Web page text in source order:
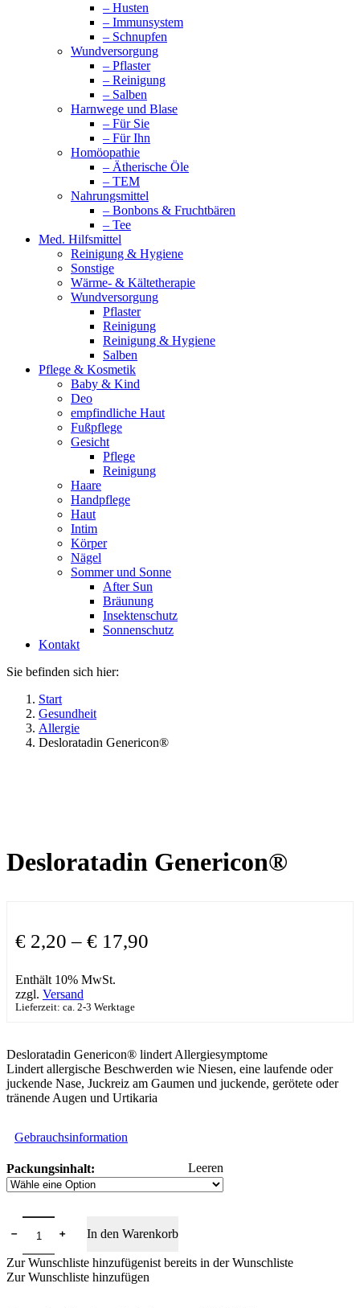
– Husten
– Immunsystem
– Schnupfen
Wundversorgung
– Pflaster
– Reinigung
– Salben
Harnwege und Blase
– Für Sie
– Für Ihn
Homöopathie
– Ätherische Öle
– TEM
Nahrungsmittel
– Bonbons & Fruchtbären
– Tee
Med. Hilfsmittel
Reinigung & Hygiene
Sonstige
Wärme- & Kältetherapie
Wundversorgung
Pflaster
Reinigung
Reinigung & Hygiene
Salben
Pflege & Kosmetik
Baby & Kind
Deo
empfindliche Haut
Fußpflege
Gesicht
Pflege
Reinigung
Haare
Handpflege
Haut
Intim
Körper
Nägel
Sommer und Sonne
After Sun
Bräunung
Insektenschutz
Sonnenschutz
Kontakt
Sie befinden sich hier:
Start
Gesundheit
Allergie
Desloratadin Genericon®
Desloratadin Genericon®
€ 2,20 – € 17,90
Enthält 10% MwSt.
zzgl. Versand
Lieferzeit: ca. 2-3 Werktage
Desloratadin Genericon® lindert Allergiesymptome
Lindert allergische Beschwerden wie Niesen, eine laufende oder
juckende Nase, Juckreiz am Gaumen und juckende, gerötete oder
tränende Augen und Urtikaria
Gebrauchsinformation
Packungsinhalt: Leeren
Desloratadin
Genericon®
Menge
﹣ ﹢ In den Warenkorb
Zur Wunschliste hinzufügenist bereits in der Wunschliste
Zur Wunschliste hinzufügen